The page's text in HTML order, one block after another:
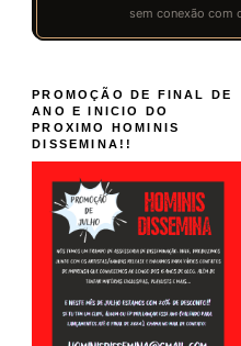
PROMOÇÃO DE FINAL DE
ANO E INICIO DO
PROXIMO HOMINIS
DISSEMINA!!